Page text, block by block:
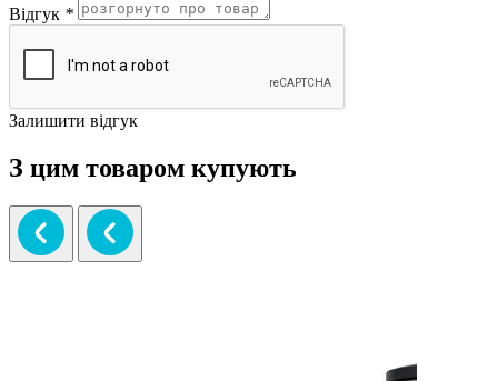
Відгук *
Залишити відгук
З цим товаром купують